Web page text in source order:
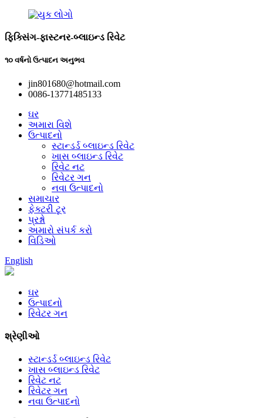
ફિક્સિંગ-ફાસ્ટનર-બ્લાઇન્ડ રિવેટ
૧૦ વર્ષનો ઉત્પાદન અનુભવ
jin801680@hotmail.com
0086-13771485133
ઘર
અમારા વિશે
ઉત્પાદનો
સ્ટાન્ડર્ડ બ્લાઇન્ડ રિવેટ
ખાસ બ્લાઇન્ડ રિવેટ
રિવેટ નટ
રિવેટર ગન
નવા ઉત્પાદનો
સમાચાર
ફેક્ટરી ટૂર
પ્રશ્નો
અમારો સંપર્ક કરો
વિડિઓ
English
ઘર
ઉત્પાદનો
રિવેટર ગન
શ્રેણીઓ
સ્ટાન્ડર્ડ બ્લાઇન્ડ રિવેટ
ખાસ બ્લાઇન્ડ રિવેટ
રિવેટ નટ
રિવેટર ગન
નવા ઉત્પાદનો